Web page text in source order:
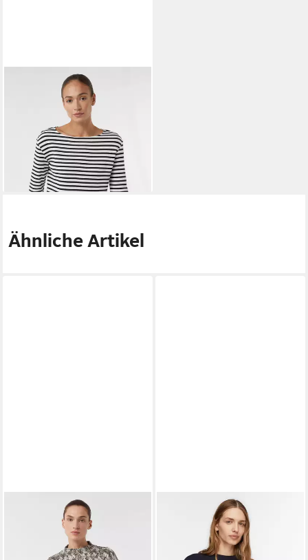
Langarmshirt Sweatshirt
Gestreiftes Sweatshirt aus
ab 41,56 € UVP69,99 €
lieferbar - in 1-2 Werktagen bei dir
Ähnliche Artikel
Sweatshirt Sweatshirt
Jacquard-Pullover aus Jersey
mit Animal-Print
Sweatshirt Sweatshirt
Fließendes Sweatshirt mit
Fledermausärmeln und